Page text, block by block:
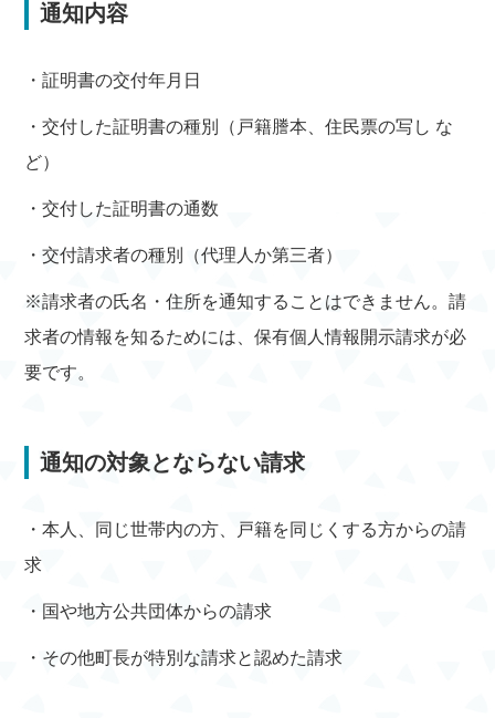
通知内容
・証明書の交付年月日
・交付した証明書の種別（戸籍謄本、住民票の写し な
ど）
・交付した証明書の通数
・交付請求者の種別（代理人か第三者）
※請求者の氏名・住所を通知することはできません。請
求者の情報を知るためには、保有個人情報開示請求が必
要です。
通知の対象とならない請求
・本人、同じ世帯内の方、戸籍を同じくする方からの請
求
・国や地方公共団体からの請求
・その他町長が特別な請求と認めた請求